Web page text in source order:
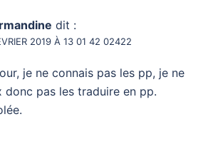
dit :
2019 À 13 01 42 02422
je ne connais pas les pp, je ne
donc pas les traduire en pp.